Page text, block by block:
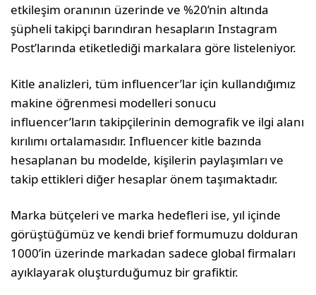
etkileşim oranının üzerinde ve %20’nin altında
şüpheli takipçi barındıran hesapların Instagram
Post’larında etiketlediği markalara göre listeleniyor.
Kitle analizleri, tüm influencer’lar için kullandığımız
makine öğrenmesi modelleri sonucu
influencer’ların takipçilerinin demografik ve ilgi alanı
kırılımı ortalamasıdır. Influencer kitle bazında
hesaplanan bu modelde, kişilerin paylaşımları ve
takip ettikleri diğer hesaplar önem taşımaktadır.
Marka bütçeleri ve marka hedefleri ise, yıl içinde
görüştüğümüz ve kendi brief formumuzu dolduran
1000’in üzerinde markadan sadece global firmaları
ayıklayarak oluşturduğumuz bir grafiktir.